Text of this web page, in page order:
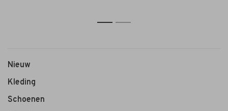
1 2
Nieuw
Kleding
Schoenen